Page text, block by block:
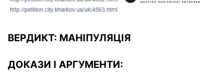
ВЕРДИКТ: МАНІПУЛЯЦІЯ
ДОКАЗИ І АРГУМЕНТИ: